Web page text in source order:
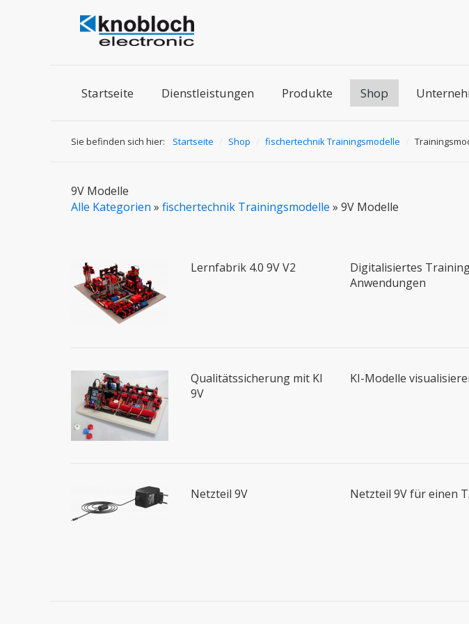
Startseite Dienstleistungen Produkte Shop
Sie befinden sich hier: Startseite Shop fischertechnik Trainingsmodelle
9V Modelle
Alle Kategorien » fischertechnik Trainingsmodelle » 9V Modelle
Lernfabrik 4.0 9V V2
Digitalisiertes
Anwendungen
Qualitätssicherung mit KI
9V
KI-Modelle
Netzteil 9V Netzteil 9V für einen